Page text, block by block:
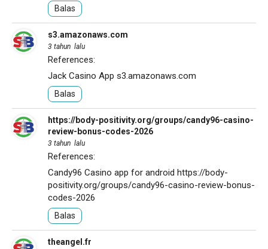
Balas
s3.amazonaws.com
3 tahun lalu
References:
Jack Casino App s3.amazonaws.com
Balas
https://body-positivity.org/groups/candy96-casino-
review-bonus-codes-2026
3 tahun lalu
References:
Candy96 Casino app for android https://body-
positivity.org/groups/candy96-casino-review-bonus-
codes-2026
Balas
theangel.fr